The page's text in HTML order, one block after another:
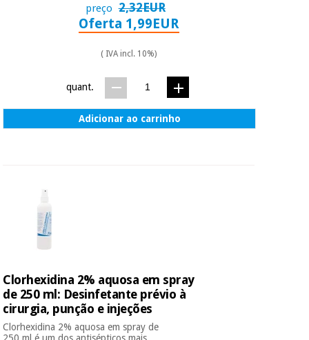
preço 2,32EUR
Oferta 1,99EUR
( IVA incl. 10%)
quant.
Adicionar ao carrinho
Clorhexidina 2% aquosa em spray
de 250 ml: Desinfetante prévio à
cirurgia, punção e injeções
Clorhexidina 2% aquosa em spray de
250 ml é um dos antisépticos mais